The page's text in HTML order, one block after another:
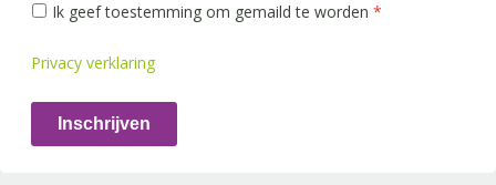
Ik geef toestemming om gemaild te worden *
Privacy verklaring
Inschrijven